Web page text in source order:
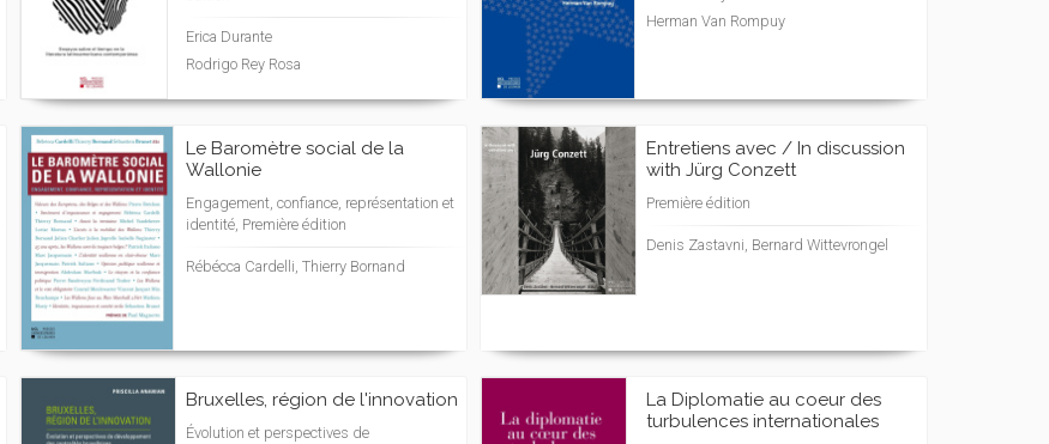
Erica Durante
Rodrigo Rey Rosa
Herman Van Rompuy
Le Baromètre social de la
Wallonie
Engagement, confiance, représentation et
identité, Première édition
Rébécca Cardelli, Thierry Bornand
Entretiens avec / In discussion
with Jürg Conzett
Première édition
Denis Zastavni, Bernard Wittevrongel
Bruxelles, région de l'innovation
Évolution et perspectives de
La Diplomatie au coeur des
turbulences internationales